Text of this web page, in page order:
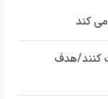
کند
کنند/هدف